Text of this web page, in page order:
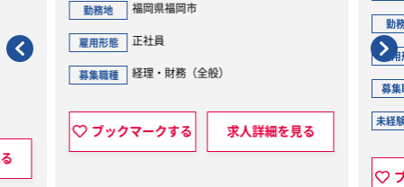
勤務地 福岡県福岡市
雇用形態 正社員
募集職種 経理・財務（全般）
ブックマークする 求人詳細を見る
勤
雇用
募集
未経